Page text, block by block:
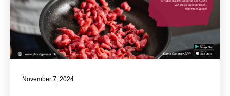
November 7, 2024